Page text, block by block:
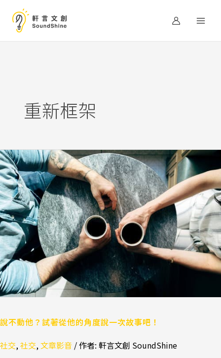
要
重新框架
說不動他？試著從他的角度說一次故事吧！
社交,社交,文章影音 / 作者: 軒言文創 SoundShine
說
不
動
他？
試
著
從
他
的
角
度
說
一
故
吧！